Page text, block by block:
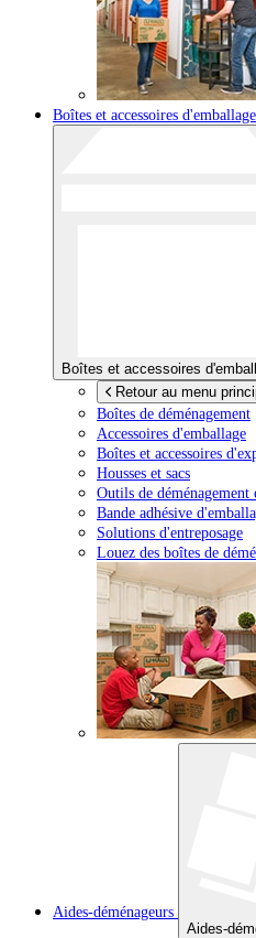
Boîtes et accessoires d'emballage
Boîtes et accessoires
Retour au menu
Boîtes de déménagement
Accessoires d'emballage
Boîtes et accessoires
Housses et sacs
Outils de déménagement
Bande adhésive
Solutions d'entreposage
Louez des boîtes de
Aides-déménageurs
Aides-